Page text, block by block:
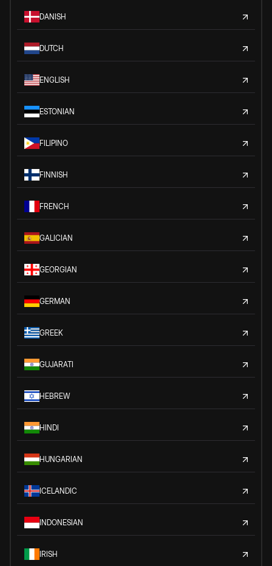
DANISH
DUTCH
ENGLISH
ESTONIAN
FILIPINO
FINNISH
FRENCH
GALICIAN
GEORGIAN
GERMAN
GREEK
GUJARATI
HEBREW
HINDI
HUNGARIAN
ICELANDIC
INDONESIAN
IRISH